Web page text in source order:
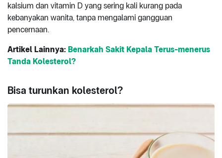
kalsium dan vitamin D yang sering kali kurang pada
kebanyakan wanita, tanpa mengalami gangguan
pencernaan.
Artikel Lainnya: Benarkah Sakit Kepala Terus-menerus
Tanda Kolesterol?
Bisa turunkan kolesterol?